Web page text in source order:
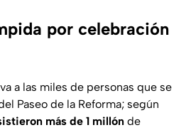
por celebración
a las miles de personas que se
Paseo de la Reforma; según
más de 1 millón de